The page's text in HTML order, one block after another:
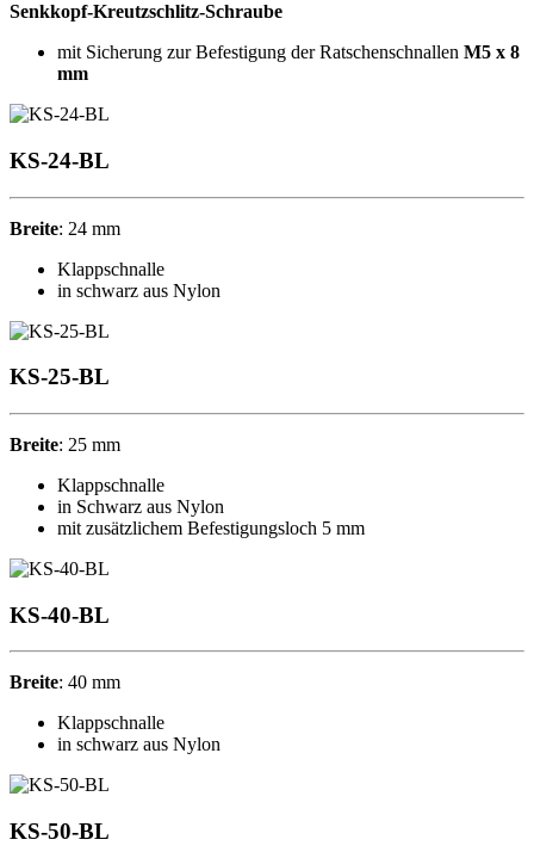
Senkkopf-Kreutzschlitz-Schraube
mit Sicherung zur Befestigung derRatschenschnallen M5 x 8
mm
KS-24-BL
Breite: 24 mm
Klappschnalle
in schwarz aus Nylon
KS-25-BL
Breite: 25 mm
Klappschnalle
in Schwarz aus Nylon
mit zusätzlichem Befestigungsloch 5 mm
KS-40-BL
Breite: 40 mm
Klappschnalle
in schwarz aus Nylon
KS-50-BL